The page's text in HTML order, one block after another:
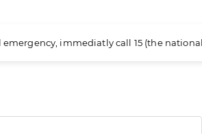
immediatly call 15 (the